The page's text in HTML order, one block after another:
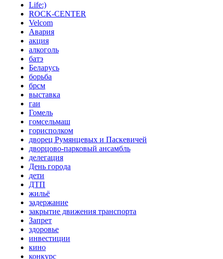
Life:)
ROCK-CENTER
Velcom
Авария
акция
алкоголь
батэ
Беларусь
борьба
брсм
выставка
гаи
Гомель
гомсельмаш
горисполком
дворец Румянцевых и Паскевичей
дворцово-парковый ансамбль
делегация
День города
дети
ДТП
жильё
задержание
закрытие движения транспорта
Запрет
здоровье
инвестиции
кино
конкурс